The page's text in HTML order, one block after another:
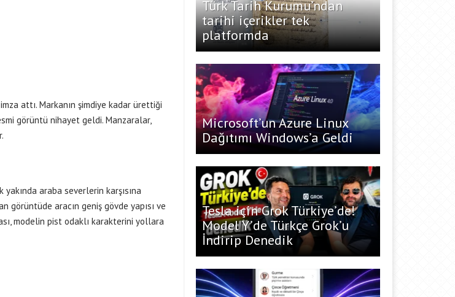
attı. Markanın şimdiye kadar ürettiği
görüntü nihayet geldi. Manzaralar,
araba severlerin karşısına
görüntüde aracın geniş gövde yapısı ve
modelin pist odaklı karakterini yollara
Türk Tarih Kurumu’ndan
tarihi içerikler tek
platformda
Microsoft’un Azure Linux
Dağıtımı Windows’a Geldi
Tesla için Grok Türkiye’de!
Model Y’de Türkçe Grok’u
İndirip Denedik